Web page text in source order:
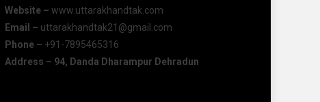
Website – www.uttarakhandtak.com
Email – uttarakhandtak21@gmail.com
Phone – +91-7895465316
Address – 94, Danda Dharampur Dehradun